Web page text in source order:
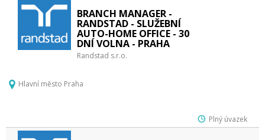
BRANCH MANAGER -
RANDSTAD - SLUŽEBNÍ
AUTO-HOME OFFICE - 30
DNÍ VOLNA - PRAHA
Randstad s.r.o.
Hlavní město Praha
Plný úvazek